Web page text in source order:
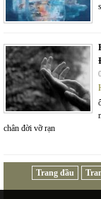
chân đời vỡ rạn
Trang đầu